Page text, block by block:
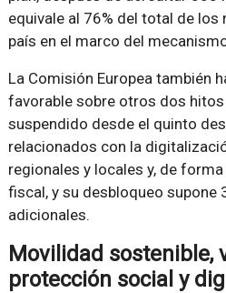
equivale al 76% del total de
país en el marco del
La Comisión Europea también
favorable sobre otros dos
suspendido desde el quinto
relacionados con la
regionales y locales y, de
fiscal, y su desbloqueo supone
adicionales.
Movilidad sostenible,
protección social y